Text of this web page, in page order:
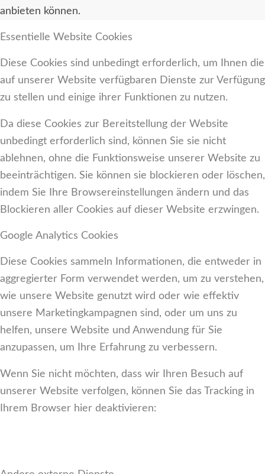
anbieten können.
Essentielle Website Cookies
Diese Cookies sind unbedingt erforderlich, um Ihnen die
auf unserer Website verfügbaren Dienste zur Verfügung
zu stellen und einige ihrer Funktionen zu nutzen.
Da diese Cookies zur Bereitstellung der Website
unbedingt erforderlich sind, können Sie sie nicht
ablehnen, ohne die Funktionsweise unserer Website zu
beeinträchtigen. Sie können sie blockieren oder löschen,
indem Sie Ihre Browsereinstellungen ändern und das
Blockieren aller Cookies auf dieser Website erzwingen.
Google Analytics Cookies
Diese Cookies sammeln Informationen, die entweder in
aggregierter Form verwendet werden, um zu verstehen,
wie unsere Website genutzt wird oder wie effektiv
unsere Marketingkampagnen sind, oder um uns zu
helfen, unsere Website und Anwendung für Sie
anzupassen, um Ihre Erfahrung zu verbessern.
Wenn Sie nicht möchten, dass wir Ihren Besuch auf
unserer Website verfolgen, können Sie das Tracking in
Ihrem Browser hier deaktivieren: